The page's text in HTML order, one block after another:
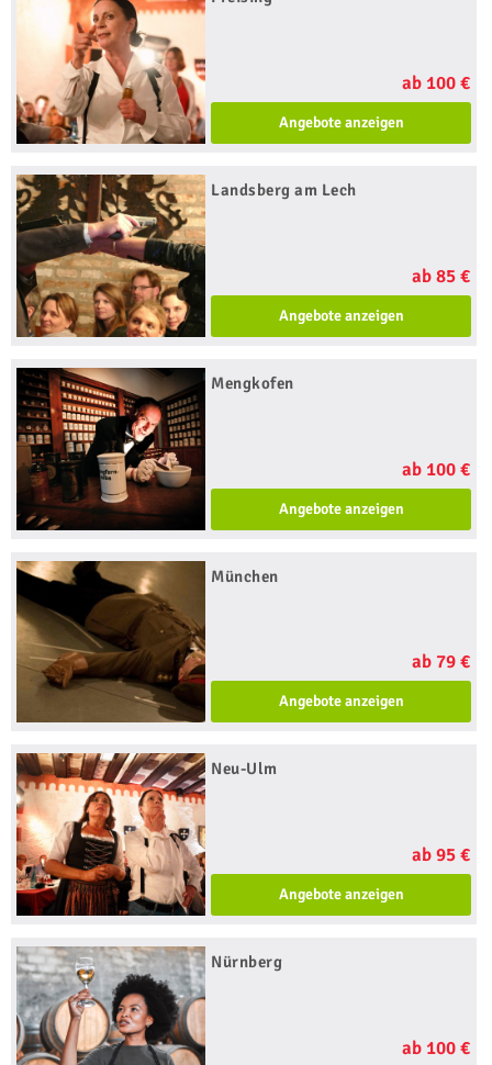
ab 100 €
Angebote anzeigen
Landsberg am Lech
ab 85 €
Angebote anzeigen
Mengkofen
ab 100 €
Angebote anzeigen
München
ab 79 €
Angebote anzeigen
Neu-Ulm
ab 95 €
Angebote anzeigen
Nürnberg
ab 100 €